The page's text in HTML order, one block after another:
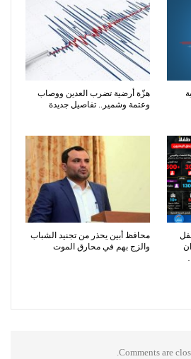
هزّة أرضية تضرب العدين ووصاب
وعتمة وشمير.. تفاصيل جديدة
بينهم 130 طفل
محافظ أبين يحذر من تجنيد الشباب
والزج بهم في محارق الموت
Comments are